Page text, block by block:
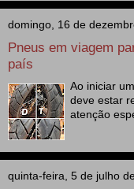
domingo, 16 de
Pneus em viagem
país
Ao iniciar
deve estar
atenção
quinta-feira, 5 de julho